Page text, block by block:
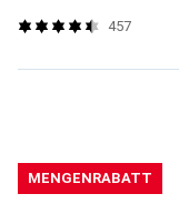
457
MENGENRABATT